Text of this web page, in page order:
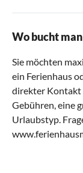
Wo bucht
Sie möchten
ein Ferienhaus
direkter Kontakt
Gebühren, eine
Urlaubstyp.